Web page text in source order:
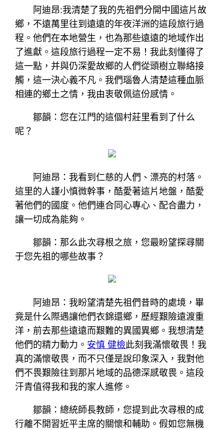
阿迪昂:我清楚了我的先祖們分開中國這片故
鄉，不遠萬里往到遠遠的年夜洋洲的這段旅行過
程。他們在本地營生，也為那些遠遠的地域作出
了進獻。這段旅行過程一定不易！我此刻懂得了
這一點，并與仍深愛故鄉的人們從頭樹立聯絡接
觸，這一決心義不凡。我們瑙魯人清楚這種血脈
相連的鄉土之情，我由衷敬佩這份感情。
鄒韻：您在江門的這個村莊里看到了什么
呢？
阿迪昂：我看到仁慈的人們、漂亮的村落。
這里的人謹小慎微幹事，酷愛著這片地盤，酷愛
著他們的國度。他們連合同心專心、配合盡力，
讓一切成為能夠。
鄒韻：那么此次尋根之旅，您最盼望探尋關
于您先祖的哪些故事？
阿迪昂：我盼望清楚先祖們昔時的處境，畢
竟是什么際遇讓他們衣錦還鄉，歷經艱險遠渡重
洋，前去那些遠遠而艱難的異國異鄉。我想清楚
他們的精力動力。 安慎 健檢此刻我滿懷敬畏！我
真的滿懷敬畏，而不只僅是說印象深入，我對他
們不畏艱險往到那片地域的品德深感敬畏。這段
汗青值得我和我的家人進修。
鄒韻：總統師長教師，您提到此次尋根的成
行離不開習近平主席的關懷和輔助。假如您無機